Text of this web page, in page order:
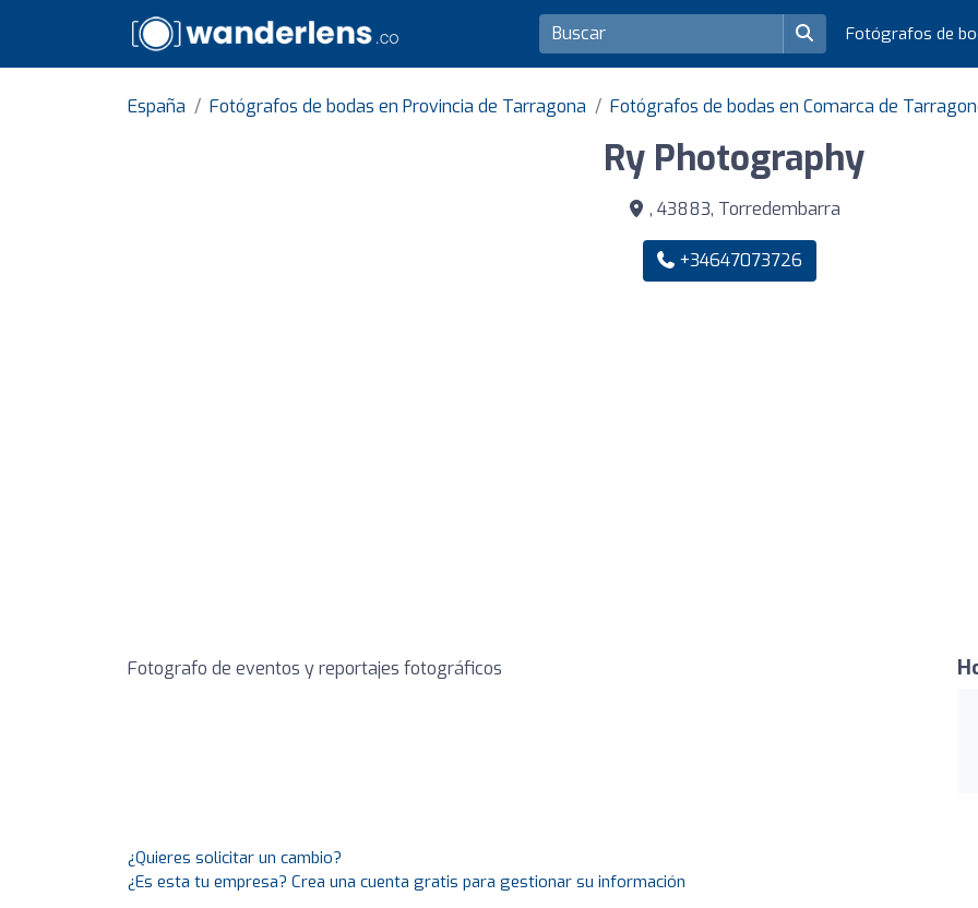
Fotógrafos de
España Fotógrafos de bodas en Provincia de Tarragona Fotógrafos de bodas en Comarca de
Ry Photography
, 43883, Torredembarra
+34647073726
Fotografo de eventos y reportajes fotográficos
¿Quieres solicitar un cambio?
¿Es esta tu empresa? Crea una cuenta gratis para gestionar su información